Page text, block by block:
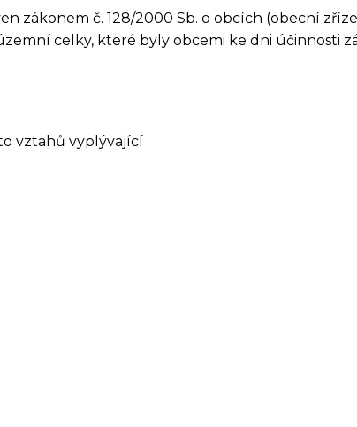
zákonem č. 128/2000 Sb. o obcích (obecní
celky, které byly obcemi ke dni účinnosti
vztahů vyplývající